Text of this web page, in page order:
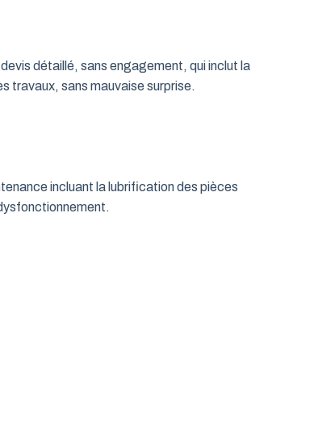
détaillé, sans engagement, qui inclut la
travaux, sans mauvaise surprise.
incluant la lubrification des pièces